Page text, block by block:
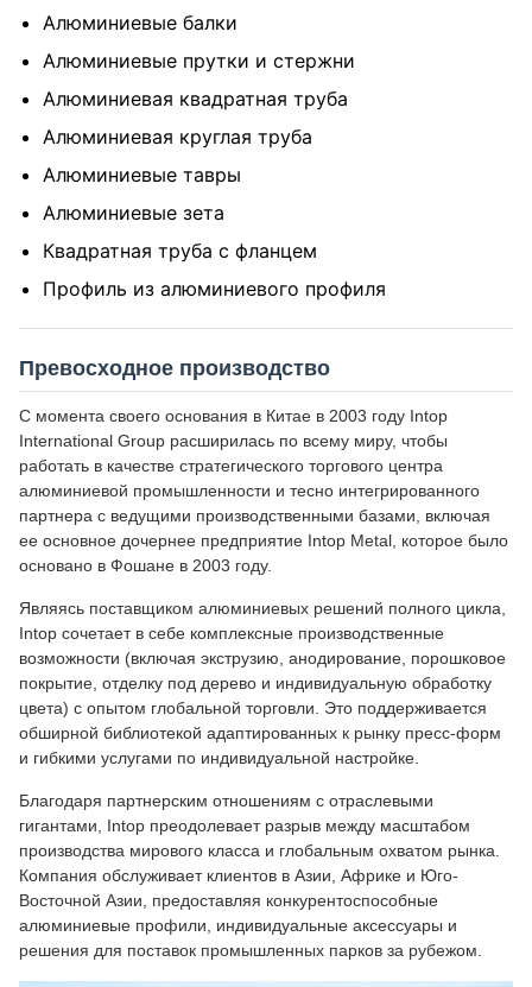
Алюминиевые балки
Алюминиевые прутки и стержни
Алюминиевая квадратная труба
Алюминиевая круглая труба
Алюминиевые тавры
Алюминиевые зета
Квадратная труба с фланцем
Профиль из алюминиевого профиля
Превосходное производство
С момента своего основания в Китае в 2003 году Intop
International Group расширилась по всему миру, чтобы
работать в качестве стратегического торгового центра
алюминиевой промышленности и тесно интегрированного
партнера с ведущими производственными базами, включая
ее основное дочернее предприятие Intop Metal, которое было
основано в Фошане в 2003 году.
Являясь поставщиком алюминиевых решений полного цикла,
Intop сочетает в себе комплексные производственные
возможности (включая экструзию, анодирование, порошковое
покрытие, отделку под дерево и индивидуальную обработку
цвета) с опытом глобальной торговли. Это поддерживается
обширной библиотекой адаптированных к рынку пресс-форм
и гибкими услугами по индивидуальной настройке.
Благодаря партнерским отношениям с отраслевыми
гигантами, Intop преодолевает разрыв между масштабом
производства мирового класса и глобальным охватом рынка.
Компания обслуживает клиентов в Азии, Африке и Юго-
Восточной Азии, предоставляя конкурентоспособные
алюминиевые профили, индивидуальные аксессуары и
решения для поставок промышленных парков за рубежом.